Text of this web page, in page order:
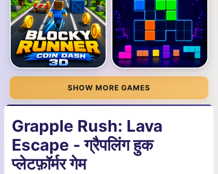
SHOW MORE GAMES
Grapple Rush: Lava
Escape - ग्रैपलिंग हुक
प्लेटफ़ॉर्मर गेम